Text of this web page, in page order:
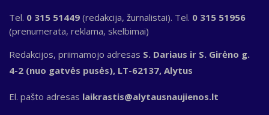
Tel. 0 315 51449 (redakcija, žurnalistai). Tel. 0 315 51956
(prenumerata, reklama, skelbimai)
Redakcijos, priimamojo adresas S. Dariaus ir S. Girėno g.
4-2 (nuo gatvės pusės), LT-62137, Alytus
El. pašto adresas laikrastis@alytausnaujienos.lt